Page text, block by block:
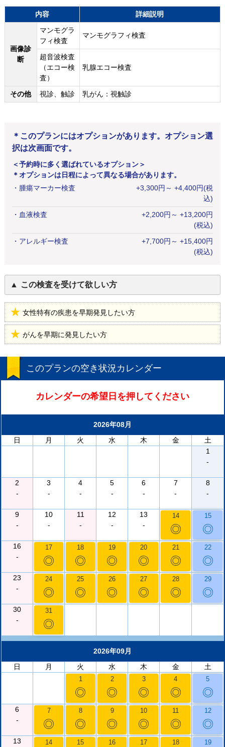
内容 詳細説明
画像診
断
マンモグラ
フィ検査
マンモグラフィ検査
超音波検査
（エコー検
査）
乳腺エコー検査
その他 視診、触診 乳がん：視触診
＊このプランにはオプションがあります。オプション選
択は次画面です。
＜予約時に多く選ばれているオプション＞
＊オプションは日程によって異なる場合があります。
・ 腫瘍マーカー検査 +3,300円 ～ +4,400円(税
込)
・ 血液検査 +2,200円 ～ +13,200円
(税込)
・ アレルギー検査 +7,700円 ～ +15,400円
(税込)
この検査を受けて欲しい方
女性特有の疾患を早期発見したい方
がんを早期に発見したい方
このプランの空き状況カレンダー
カレンダーの希望日を押してください
2026年08月
日
月 火 水 木 金
土
1
-
2
-
3
-
4
-
5
-
6
-
7
-
8
-
9
-
10
-
11
-
12
-
13
-
14
◎
15
◎
16
-
17
◎
18
◎
19
◎
20
◎
21
◎
22
◎
23
-
24
◎
25
◎
26
◎
27
◎
28
◎
29
◎
30
-
31
◎
2026年09月
日
月 火 水 木 金 土
1
◎
2
◎
3
◎
4
◎
5
◎
6
-
7
◎
8
◎
9
◎
10
◎
11
◎
12
◎
13
14 15 16 17 18 19